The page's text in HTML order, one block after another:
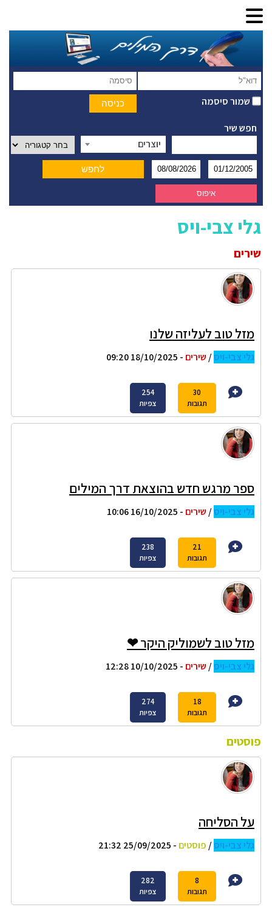
שמור סיסמה
חפש שיר
יוצרים
גלי צבי-ויס
שירים
מזל טוב לעליזה שלנו
גלי צבי-ויס/ שירים - 18/10/2025 09:20
30
תגובות
254
צפיות
ספר מרגש חדש בהוצאת דרך המילים
גלי צבי-ויס/ שירים - 16/10/2025 10:06
21
תגובות
238
צפיות
מזל טוב לשמוליק היקר ❤
גלי צבי-ויס/ שירים - 10/10/2025 12:28
18
תגובות
274
צפיות
פוסטים
על הסליחה
גלי צבי-ויס/ פוסטים - 25/09/2025 21:32
8
תגובות
282
צפיות